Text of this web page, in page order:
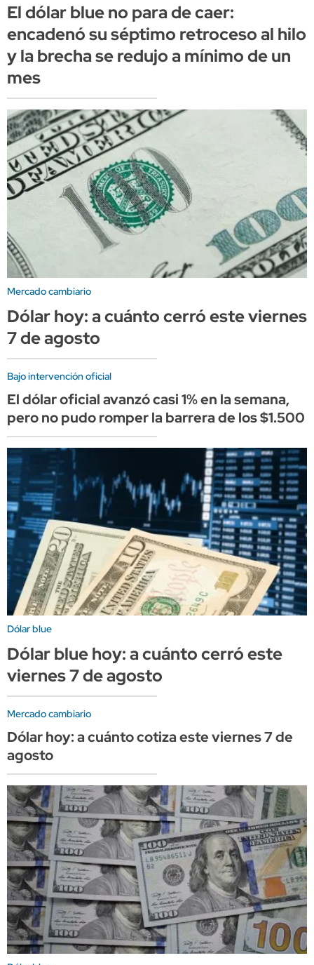
El dólar blue no para de caer:
encadenó su séptimo retroceso al hilo
y la brecha se redujo a mínimo de un
mes
Mercado cambiario
Dólar hoy: a cuánto cerró este viernes
7 de agosto
Bajo intervención oficial
El dólar oficial avanzó casi 1% en la semana,
pero no pudo romper la barrera de los $1.500
Dólar blue
Dólar blue hoy: a cuánto cerró este
viernes 7 de agosto
Mercado cambiario
Dólar hoy: a cuánto cotiza este viernes 7 de
agosto